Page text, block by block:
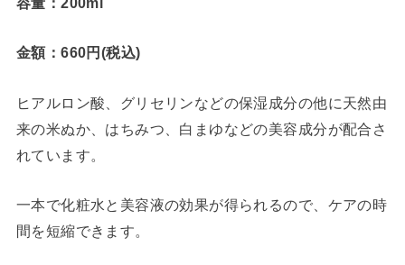
金額：660円(税込)
ヒアルロン酸、グリセリンなどの保湿成分の他に天然由
来の米ぬか、はちみつ、白まゆなどの美容成分が配合さ
れています。
一本で化粧水と美容液の効果が得られるので、ケアの時
間を短縮できます。